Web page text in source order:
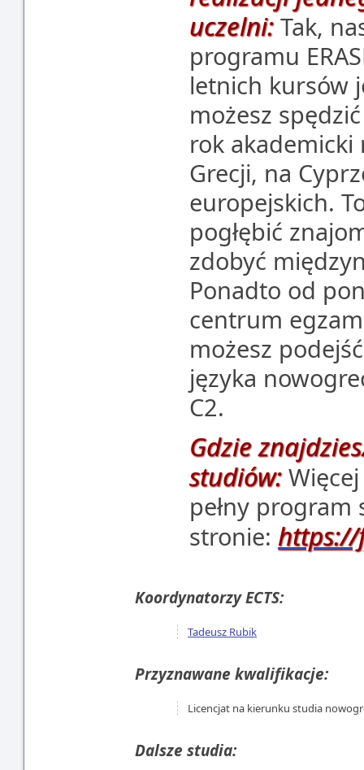
uczelni:Tak,
programu
letnich kursów
możesz
rok
Grecji, na
europejskich.
pogłębić
zdobyć
Ponadto od
centrum
możesz
języka
C2.
Gdzie
studiów:Więcej
pełny program
stronie:
Koordynatorzy ECTS:
Tadeusz Rubik
Przyznawane kwalifikacje:
Licencjat na kierunku studia
Dalsze studia: